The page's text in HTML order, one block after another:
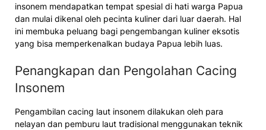
insonem mendapatkan tempat spesial di hati warga Papua
dan mulai dikenal oleh pecinta kuliner dari luar daerah. Hal
ini membuka peluang bagi pengembangan kuliner eksotis
yang bisa memperkenalkan budaya Papua lebih luas.
Penangkapan dan Pengolahan Cacing
Insonem
Pengambilan cacing laut insonem dilakukan oleh para
nelayan dan pemburu laut tradisional menggunakan teknik